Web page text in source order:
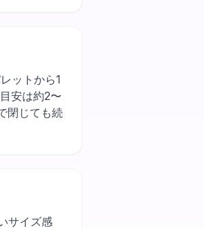
ットから1
安は約2〜
閉じても続
サイズ感